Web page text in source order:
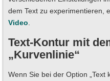
dem Text zu experimentieren,
Video
Text-Kontur mit
„Kurvenlinie“
Wenn Sie bei der Option „Text